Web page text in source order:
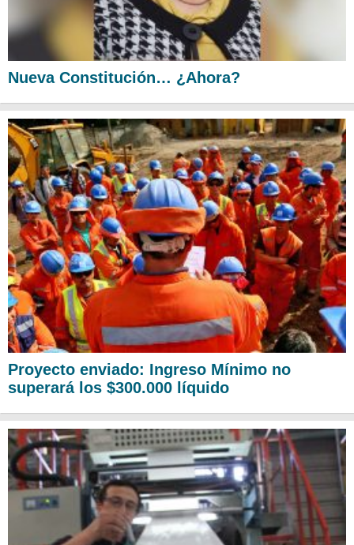
Nueva Constitución… ¿Ahora?
Proyecto enviado: Ingreso Mínimo no
superará los $300.000 líquido